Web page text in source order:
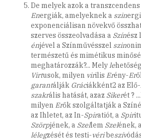
De melyek azok a transzcendens
Energiák, amelyeknek a szin
exponenciálisan növekvő
szerves összeolvadása a Színész l
énjével a Színművésszel szin
természetű és mimétikus
meghatározzák?... Melyle
Virtusok, milyen virilis Erény-Er
garantálják Gráciákként2 az Elő-
szakrális hatását, azaz Sikerét ?
milyen Erők szolgáltatják a
az Ihletet, az In-Spiratiót, a Spir
Szörpjének, a Szellem Szelének,
lélegzését és testi-véribeszív